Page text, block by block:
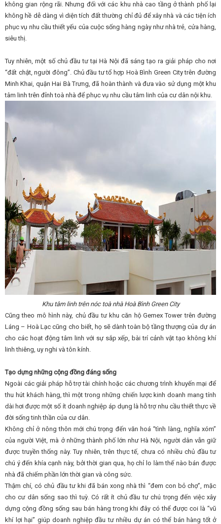
không gian rộng rãi. Nhưng đối với các khu nhà cao tầng ở thành phố lại
không hề dễ dàng vì diện tích đất thường chỉ đủ để xây nhà và các tiện ích
phục vụ nhu cầu thiết yếu của cuộc sống hàng ngày như nhà trẻ, cửa hàng,
siêu thị.
Tuy nhiên, một số chủ đầu tư tại Hà Nội đã sáng tạo ra giải pháp cho nơi
“đất chật, người đông”. Chủ đầu tư tổ hợp Hoà Bình Green City trên đường
Minh Khai, quận Hai Bà Trưng, đã hoàn thành và đưa vào sử dụng một khu
tâm linh trên đỉnh toà nhà để phục vụ nhu cầu tâm linh của cư dân nội khu.
Khu tâm linh trên nóc toà nhà Hoà Bình Green City
Cũng theo mô hình này, chủ đầu tư khu căn hộ Gemex Tower trên đường
Láng – Hoà Lạc cũng cho biết, họ sẽ dành toàn bộ tầng thượng của dự án
cho các hoạt động tâm linh với sự sắp xếp, bài trí cảnh vật tạo không khí
linh thiêng, uy nghi và tôn kính.
Tạo dựng những cộng đồng đáng sống
Ngoài các giải pháp hỗ trợ tài chính hoặc các chương trình khuyến mại để
thu hút khách hàng, thì một trong những chiến lược kinh doanh mang tính
dài hơi được một số ít doanh nghiệp áp dụng là hỗ trợ nhu cầu thiết thực về
đời sống tinh thần của cư dân.
Không chỉ ở nông thôn mới chú trọng đến văn hoá “tình làng, nghĩa xóm”
của người Việt, mà ở những thành phố lớn như Hà Nội, người dân vẫn giữ
được truyền thống này. Tuy nhiên, trên thực tế, chưa có nhiều chủ đầu tư
chú ý đến khía cạnh này, bởi thời gian qua, họ chỉ lo làm thế nào bán được
nhà đã chiếm phần lớn thời gian và công sức.
Thậm chí, có chủ đầu tư khi đã bán xong nhà thì “đem con bỏ chợ”, mặc
cho cư dân sống sao thì tuỳ. Có rất ít chủ đầu tư chú trọng đến việc xây
dựng cộng đồng sống sau bán hàng trong khi đây có thể được coi là “vũ
khí lợi hại” giúp doanh nghiệp đầu tư nhiều dự án có thể bán hàng tốt ở